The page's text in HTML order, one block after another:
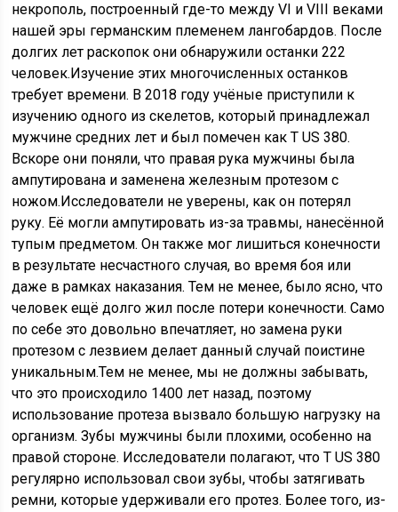
некрополь, построенный где-то между VI и VIII веками
нашей эры германским племенем лангобардов. После
долгих лет раскопок они обнаружили останки 222
человек.Изучение этих многочисленных останков
требует времени. В 2018 году учёные приступили к
изучению одного из скелетов, который принадлежал
мужчине средних лет и был помечен как T US 380.
Вскоре они поняли, что правая рука мужчины была
ампутирована и заменена железным протезом с
ножом.Исследователи не уверены, как он потерял
руку. Её могли ампутировать из-за травмы, нанесённой
тупым предметом. Он также мог лишиться конечности
в результате несчастного случая, во время боя или
даже в рамках наказания. Тем не менее, было ясно, что
человек ещё долго жил после потери конечности. Само
по себе это довольно впечатляет, но замена руки
протезом с лезвием делает данный случай поистине
уникальным.Тем не менее, мы не должны забывать,
что это происходило 1400 лет назад, поэтому
использование протеза вызвало большую нагрузку на
организм. Зубы мужчины были плохими, особенно на
правой стороне. Исследователи полагают, что T US 380
регулярно использовал свои зубы, чтобы затягивать
ремни, которые удерживали его протез. Более того, из-